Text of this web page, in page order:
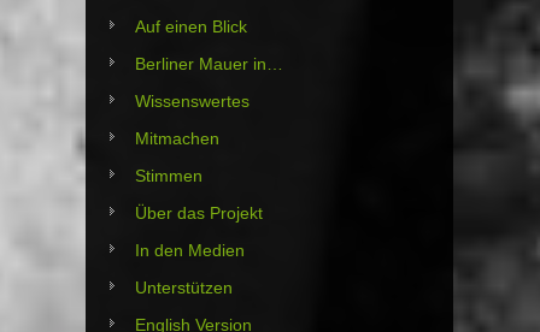
Auf einen Blick
Berliner Mauer in…
Wissenswertes
Mitmachen
Stimmen
Über das Projekt
In den Medien
Unterstützen
English Version